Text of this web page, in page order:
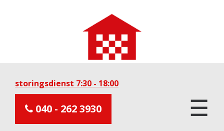
storingsdienst 7:30 - 18:00
040 - 262 3930 ☰